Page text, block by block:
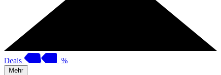
Deals %
Mehr